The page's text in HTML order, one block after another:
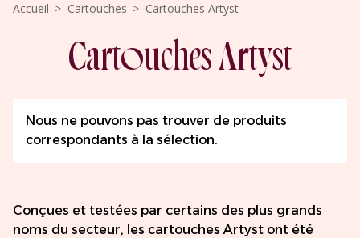
Accueil Cartouches Cartouches Artyst
Cartouches Artyst
Nous ne pouvons pas trouver de produits
correspondants à la sélection.
Conçues et testées par certains des plus grands
noms du secteur, les cartouches Artyst ont été